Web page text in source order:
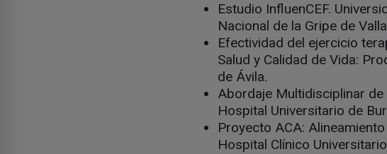
Estudio InfluenCEF.
Nacional de la Gripe de
Efectividad del ejercicio
Salud y Calidad de Vida:
de Ávila.
Abordaje Multidisciplinar
Hospital Universitario de
Proyecto ACA:
Hospital Clínico